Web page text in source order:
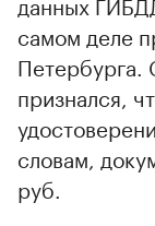
самом деле
Петербурга.
признался,
словам,
руб.